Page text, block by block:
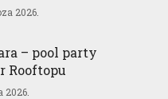
2026.
– pool party
Rooftopu
2026.